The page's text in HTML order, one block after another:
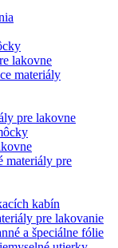
lakovne
materiály
pre lakovne
materiály pre
kabín
pre lakovanie
a špeciálne fólie